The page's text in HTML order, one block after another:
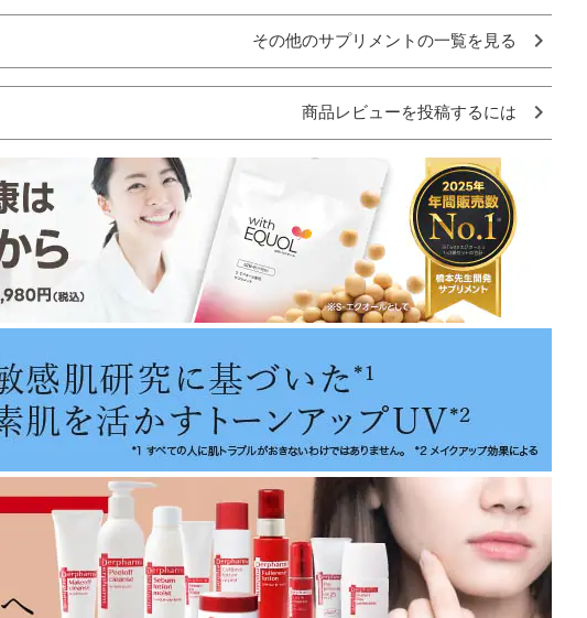
その他のサプリメントの一覧を見る
商品レビューを投稿するには